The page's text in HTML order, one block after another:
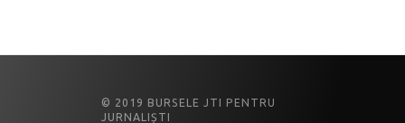
© 2019 BURSELE JTI PENTRU
JURNALIȘTI